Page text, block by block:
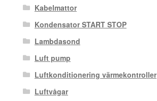
Kabelmattor
Kondensator START STOP
Lambdasond
Luft pump
Luftkonditionering värmekontroller
Luftvågar